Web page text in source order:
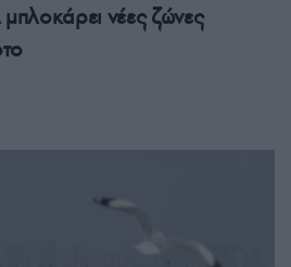
νέες ζώνες